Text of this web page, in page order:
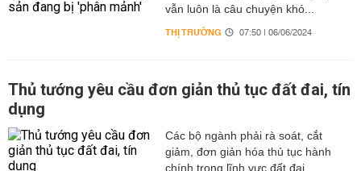
vẫn luôn là câu chuyện khó...
THỊ TRƯỜNG 07:50 | 06/06/2024
Thủ tướng yêu cầu đơn giản thủ tục đất đai, tín
dụng
Các bộ ngành phải rà soát, cắt
giảm, đơn giản hóa thủ tục hành
chính trong lĩnh vực đất đai,...